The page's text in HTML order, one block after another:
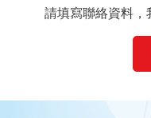
請填寫聯絡資料，